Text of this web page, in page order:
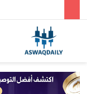
بحث عن